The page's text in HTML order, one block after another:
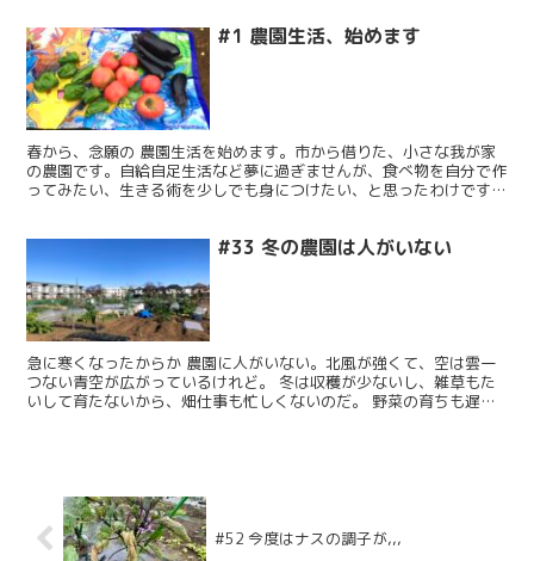
#1 農園生活、始めます
春から、念願の 農園生活を始めます。市から借りた、小さな我が家
の農園です。自給自足生活など夢に過ぎませんが、食べ物を自分で作
ってみたい、生きる術を少しでも身につけたい、と思ったわけです。
#33 冬の農園は人がいない
急に寒くなったからか 農園に人がいない。北風が強くて、空は雲一
つない青空が広がっているけれど。 冬は収穫が少ないし、雑草もた
いして育たないから、畑仕事も忙しくないのだ。 野菜の育ちも遅い
#52 今度はナスの調子が,,,